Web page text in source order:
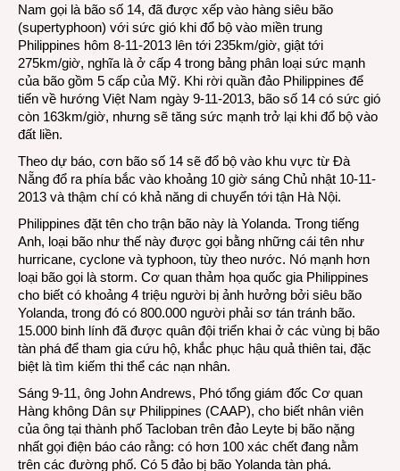
Nam gọi là bão số 14, đã được xếp vào hàng siêu bão
(supertyphoon) với sức gió khi đổ bộ vào miền trung
Philippines hôm 8-11-2013 lên tới 235km/giờ, giật tới
275km/giờ, nghĩa là ở cấp 4 trong bảng phân loại sức mạnh
của bão gồm 5 cấp của Mỹ. Khi rời quần đảo Philippines để
tiến về hướng Việt Nam ngày 9-11-2013, bão số 14 có sức gió
còn 163km/giờ, nhưng sẽ tăng sức mạnh trở lại khi đổ bộ vào
đất liền.
Theo dự báo, cơn bão số 14 sẽ đổ bộ vào khu vực từ Đà
Nẵng đổ ra phía bắc vào khoảng 10 giờ sáng Chủ nhật 10-11-
2013 và thậm chí có khả năng di chuyển tới tận Hà Nội.
Philippines đặt tên cho trận bão này là Yolanda. Trong tiếng
Anh, loại bão như thế này được gọi bằng những cái tên như
hurricane, cyclone và typhoon, tùy theo nước. Nó mạnh hơn
loại bão gọi là storm. Cơ quan thảm họa quốc gia Philippines
cho biết có khoảng 4 triệu người bị ảnh hưởng bởi siêu bão
Yolanda, trong đó có 800.000 người phải sơ tán tránh bão.
15.000 binh lính đã được quân đội triển khai ở các vùng bị bão
tàn phá để tham gia cứu hộ, khắc phục hậu quả thiên tai, đặc
biệt là tìm kiếm thi thể các nạn nhân.
Sáng 9-11, ông John Andrews, Phó tổng giám đốc Cơ quan
Hàng không Dân sự Philippines (CAAP), cho biết nhân viên
của ông tại thành phố Tacloban trên đảo Leyte bị bão nặng
nhất gọi điện báo cáo rằng: có hơn 100 xác chết đang nằm
trên các đường phố. Có 5 đảo bị bão Yolanda tàn phá.